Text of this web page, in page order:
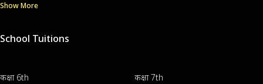
Show More
School Tuitions
कक्षा 6th कक्षा 7th